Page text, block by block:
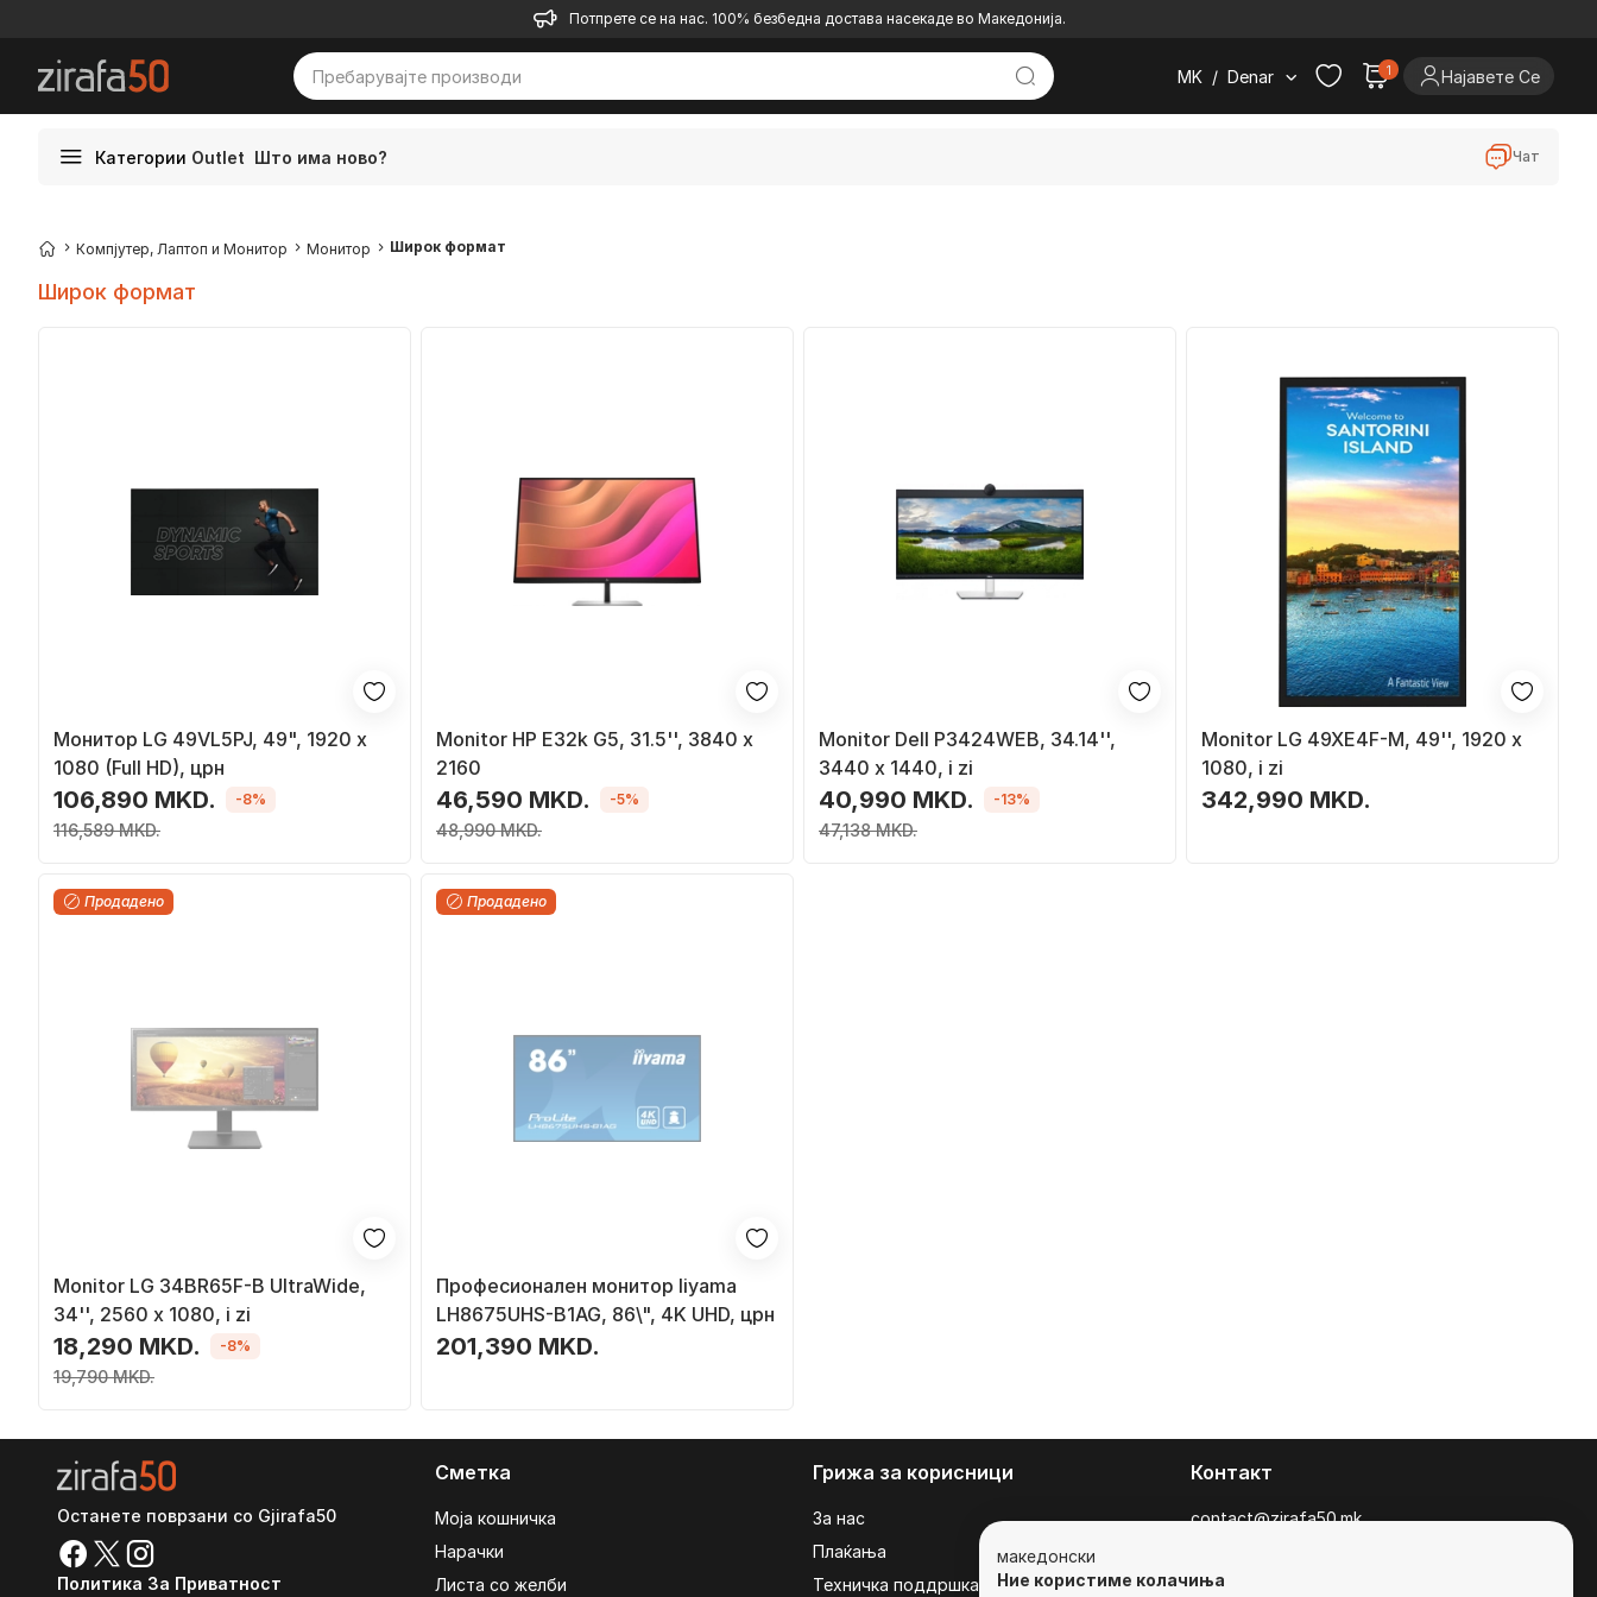
Потпрете се на нас. 100% безбедна достава насекаде во Македонија.
MK / Denar 1 Најавете Се
Категории Outlet Што има ново? Чат
Компјутер, Лаптоп и Монитор Монитор Широк формат
Широк формат
Монитор LG 49VL5PJ, 49", 1920 x
1080 (Full HD), црн
106,890 MKD.
116,589 MKD.
-8%
Monitor HP E32k G5, 31.5'', 3840 x
2160
46,590 MKD.
48,990 MKD.
-5%
Monitor Dell P3424WEB, 34.14'',
3440 x 1440, i zi
40,990 MKD.
47,138 MKD.
-13%
Monitor LG 49XE4F-M, 49'', 1920 x
1080, i zi
342,990 MKD.
Продадено
Monitor LG 34BR65F-B UltraWide,
34'', 2560 x 1080, i zi
18,290 MKD.
19,790 MKD.
-8%
Продадено
Професионален монитор Iiyama
LH8675UHS-B1AG, 86\", 4K UHD, црн
201,390 MKD.
Останете поврзани со Gjirafa50
Политика За Приватност
Сметка
Моја кошничка
Нарачки
Листа со желби
Грижа за корисници
За нас
Плаќања
Техничка поддршка
Контакт
contact@zirafa50.mk
македонски
Ние користиме колачиња